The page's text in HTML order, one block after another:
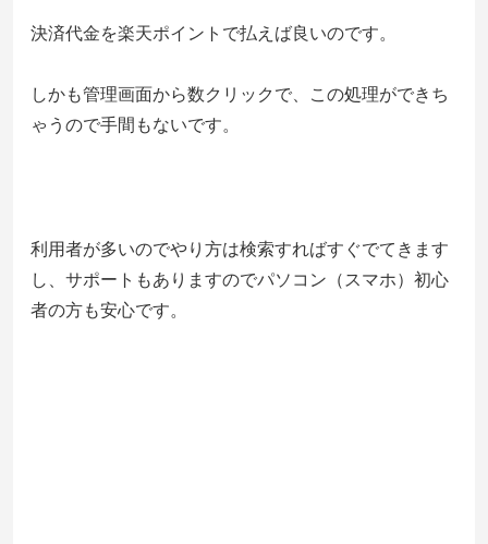
決済代金を楽天ポイントで払えば良いのです。
しかも管理画面から数クリックで、この処理ができち
ゃうので手間もないです。
利用者が多いのでやり方は検索すればすぐでてきます
し、サポートもありますのでパソコン（スマホ）初心
者の方も安心です。